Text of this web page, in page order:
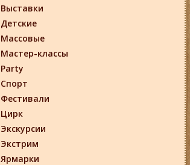
Выставки
Детские
Массовые
Мастер-классы
Party
Спорт
Фестивали
Цирк
Экскурсии
Экстрим
Ярмарки